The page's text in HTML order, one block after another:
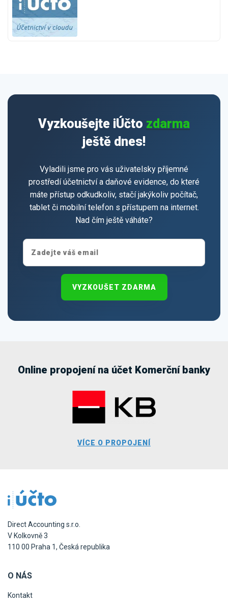
Vyzkoušejte iÚčto zdarma
ještě dnes!
Vyladili jsme pro vás uživatelsky příjemné
prostředí účetnictví a daňové evidence, do které
máte přístup odkudkoliv, stačí jakýkoliv počítač,
tablet či mobilní telefon s přístupem na internet.
Nad čím ještě váháte?
VYZKOUŠET ZDARMA
Online propojení na účet Komerční banky
VÍCE O PROPOJENÍ
Direct Accounting s.r.o.
V Kolkovně 3
110 00 Praha 1, Česká republika
O NÁS
Kontakt